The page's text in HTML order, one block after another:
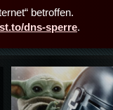
betroffen.
dns-sperre.
Details,Play